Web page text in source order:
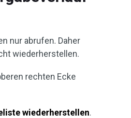
nur abrufen. Daher
wiederherstellen.
rechten Ecke
wiederherstellen.